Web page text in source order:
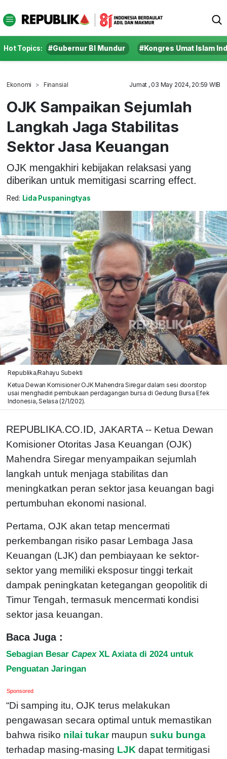
Hot Topics: #Gubernur BI Mundur #Kongres Umat Islam
Ekonomi Finansial Jumat , 03 May 2024, 20:59 WIB
OJK Sampaikan Sejumlah
Langkah Jaga Stabilitas
Sektor Jasa Keuangan
OJK mengakhiri kebijakan relaksasi yang
diberikan untuk memitigasi scarring effect.
Red: Lida Puspaningtyas
Republika/Rahayu Subekti
Ketua Dewan Komisioner OJK Mahendra Siregar dalam sesi doorstop
usai menghadiri pembukaan perdagangan bursa di Gedung Bursa Efek
Indonesia, Selasa (2/1/202).
REPUBLIKA.CO.ID, JAKARTA -- Ketua Dewan
Komisioner Otoritas Ja​sa Keuangan (OJK)
Mahendra Siregar menyampaikan sejumlah
langkah untuk menjaga stabilitas dan
meningkatkan peran sektor jasa keuangan bagi
pertumbuhan ekonomi nasional.
Pertama, OJK akan tetap mencermati
perkembangan risiko pasar Lembaga Jasa
Keuangan (LJK) dan pembiayaan ke sektor-
sektor yang memiliki eksposur tinggi terkait
dampak peningkatan ketegangan geopolitik di
Timur Tengah, termasuk mencermati kondisi
sektor jasa keuangan.
Baca Juga :
Sebagian Besar CapexXL Axiata di 2024 untuk
Penguatan Jaringan
Sponsored
“Di samping itu, OJK terus melakukan
pengawasan secara optimal untuk memastikan
bahwa risiko nilai tukar maupun suku bunga
terhadap masing-masing LJK dapat termitigasi